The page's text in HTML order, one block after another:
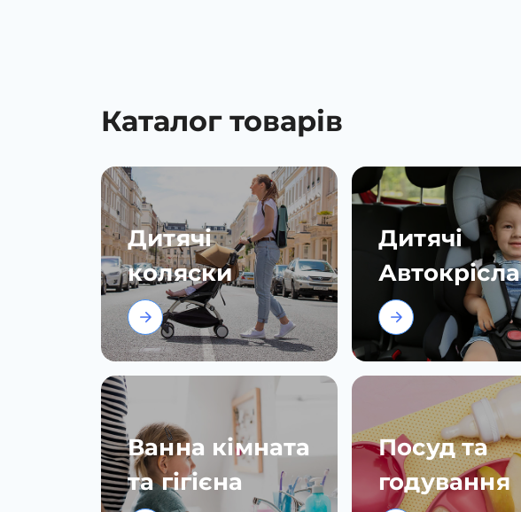
Каталог товарів
Дитячі
коляски
Дитячі
Автокрісла
Ванна кімната
та гігієна
Посуд та
годування